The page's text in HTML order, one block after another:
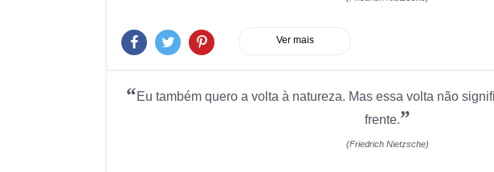
Ver mais
“Eu também quero a volta à natureza. Mas essa volta não
frente.”
(Friedrich Nietzsche)